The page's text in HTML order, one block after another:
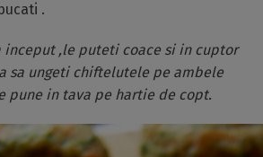
.
inceput ,le puteti coace si in cuptor
sa ungeti chiftelutele pe ambele
pune in tava pe hartie de copt.